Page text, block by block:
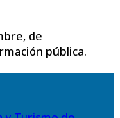
de
pública.